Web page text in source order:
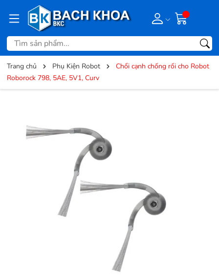
Trang chủ Phụ Kiện Robot
Chổi cạnh chống rối cho Robot
Roborock 798, 5AE, 5V1, Curv